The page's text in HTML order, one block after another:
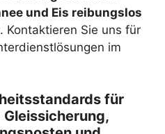
und Eis reibungslos
Kontaktieren Sie uns für
im
für
Gleissicherung,